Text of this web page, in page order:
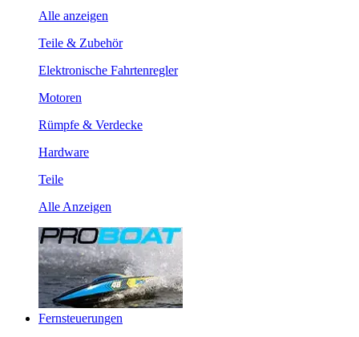
Alle anzeigen
Teile & Zubehör
Elektronische Fahrtenregler
Motoren
Rümpfe & Verdecke
Hardware
Teile
Alle Anzeigen
Fernsteuerungen